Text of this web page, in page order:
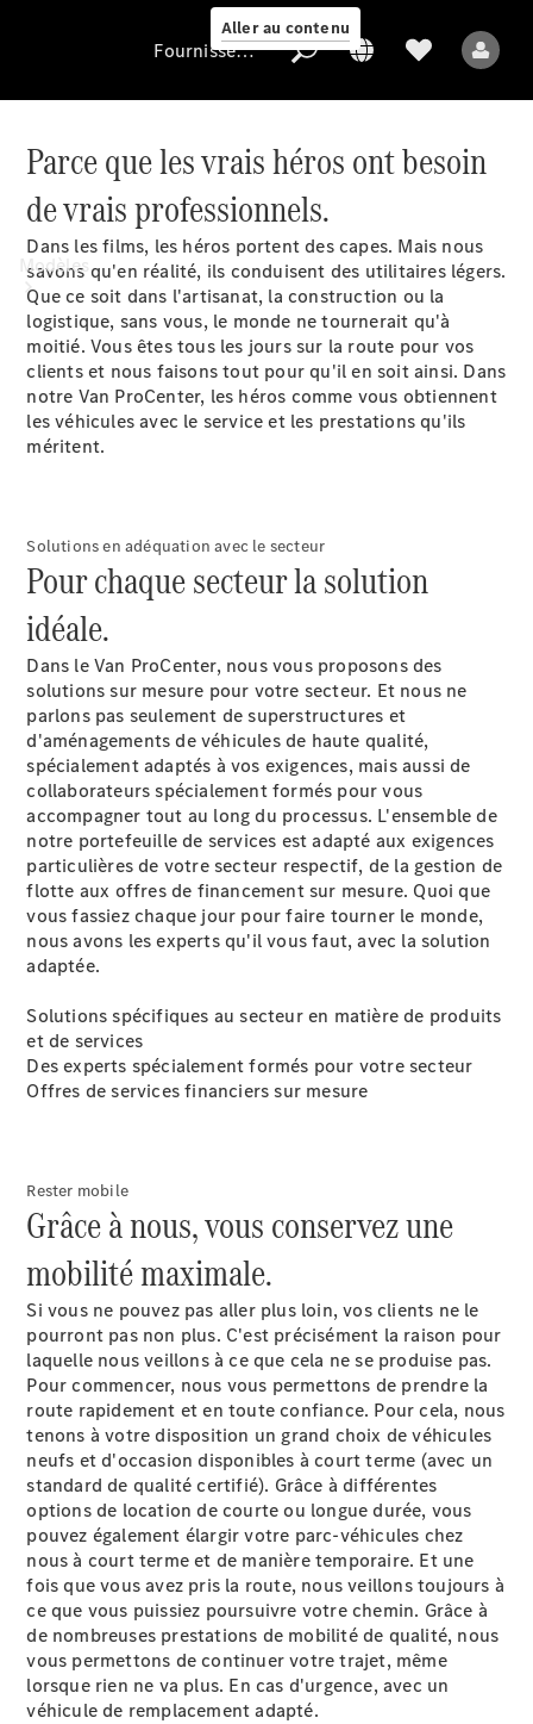
Aller au contenu
Fournisseur /
Protection des
données
Modèles
Tous les modèles
Sprinter
Tous les
Sprinter
Sprinter
Fourgon
Sprinter
Tourer
Sprinter
Châssis
Cabine
Sprinter
Châssis
Cabine
double
Sprinter
Configurateur
Mercedes-
Vito
Tous les
Vito
Vito
Fourgon
Vito Mixto
Vito Tourer
Configurateur
Mercedes-
Benz Store
Citan
Fournisseur / Protection des données
Parce que les vrais héros ont besoin
de vrais professionnels.
Dans les films, les héros portent des capes. Mais nous
savons qu'en réalité, ils conduisent des utilitaires légers.
Que ce soit dans l'artisanat, la construction ou la
logistique, sans vous, le monde ne tournerait qu'à
moitié. Vous êtes tous les jours sur la route pour vos
clients et nous faisons tout pour qu'il en soit ainsi. Dans
notre Van ProCenter, les héros comme vous obtiennent
les véhicules avec le service et les prestations qu'ils
méritent.
Solutions en adéquation avec le secteur
Pour chaque secteur la solution
idéale.
Dans le Van ProCenter, nous vous proposons des
solutions sur mesure pour votre secteur. Et nous ne
parlons pas seulement de superstructures et
d'aménagements de véhicules de haute qualité,
spécialement adaptés à vos exigences, mais aussi de
collaborateurs spécialement formés pour vous
accompagner tout au long du processus. L'ensemble de
notre portefeuille de services est adapté aux exigences
particulières de votre secteur respectif, de la gestion de
flotte aux offres de financement sur mesure. Quoi que
vous fassiez chaque jour pour faire tourner le monde,
nous avons les experts qu'il vous faut, avec la solution
adaptée.
Solutions spécifiques au secteur en matière de produits
et de services
Des experts spécialement formés pour votre secteur
Offres de services financiers sur mesure
Rester mobile
Grâce à nous, vous conservez une
mobilité maximale.
Si vous ne pouvez pas aller plus loin, vos clients ne le
pourront pas non plus. C'est précisément la raison pour
laquelle nous veillons à ce que cela ne se produise pas.
Pour commencer, nous vous permettons de prendre la
route rapidement et en toute confiance. Pour cela, nous
tenons à votre disposition un grand choix de véhicules
neufs et d'occasion disponibles à court terme (avec un
standard de qualité certifié). Grâce à différentes
options de location de courte ou longue durée, vous
pouvez également élargir votre parc-véhicules chez
nous à court terme et de manière temporaire. Et une
fois que vous avez pris la route, nous veillons toujours à
ce que vous puissiez poursuivre votre chemin. Grâce à
de nombreuses prestations de mobilité de qualité, nous
vous permettons de continuer votre trajet, même
lorsque rien ne va plus. En cas d'urgence, avec un
véhicule de remplacement adapté.